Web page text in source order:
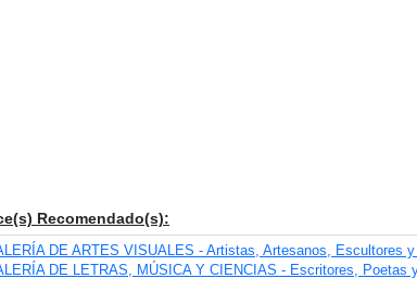
Recomendado(s):
DE ARTES VISUALES - Artistas, Artesanos, Escultores y
DE LETRAS, MÚSICA Y CIENCIAS - Escritores, Poetas